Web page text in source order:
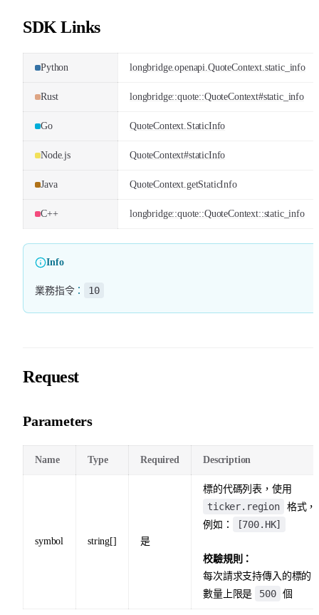
SDK Links
Python longbridge.openapi.QuoteContext.static_info
Rust longbridge::quote::QuoteContext#static_info
Go QuoteContext.StaticInfo
Node.js QuoteContext#staticInfo
Java QuoteContext.getStaticInfo
C++ longbridge::quote::QuoteContext::static_info
Info
業務指令： 10
Request
Parameters
Name Type Required Description
symbol string[] 是
標的代碼列表，使用
ticker.region
格式，
例如：
[700.HK]
校驗規則：
每次請求支持傳入的標的
數量上限是
500 個